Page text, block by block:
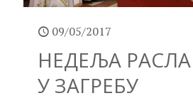
09/05/2017
НЕДЕЉА
У ЗАГРЕБУ